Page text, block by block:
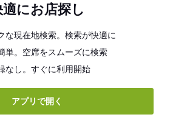
適にお店探し
な現在地検索。検索が快適に
単。空席をスムーズに検索
なし。すぐに利用開始
アプリで開く